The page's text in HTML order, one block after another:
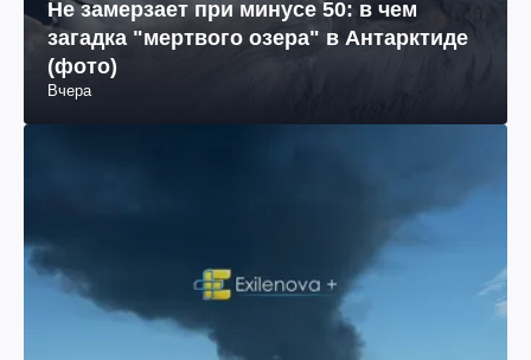
Не замерзает при минусе 50: в чем
загадка "мертвого озера" в Антарктиде
(фото)
Вчера